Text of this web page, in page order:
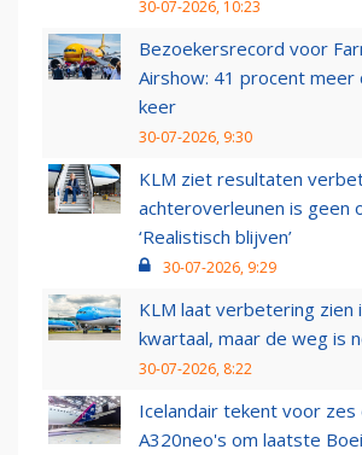
30-07-2026, 10:23
Bezoekersrecord voor
Airshow: 41 procent meer
keer
30-07-2026, 9:30
KLM ziet resultaten
achteroverleunen is geen
‘Realistisch blijven’
30-07-2026, 9:29
KLM laat verbetering zien
kwartaal, maar de weg is
30-07-2026, 8:22
Icelandair tekent voor zes
A320neo's om laatste